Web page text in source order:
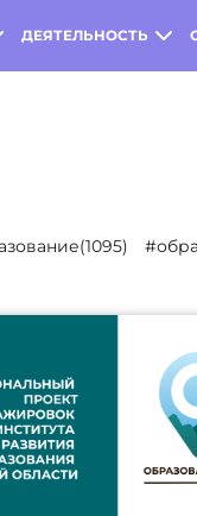
ДЕЯТЕЛЬНОСТЬ